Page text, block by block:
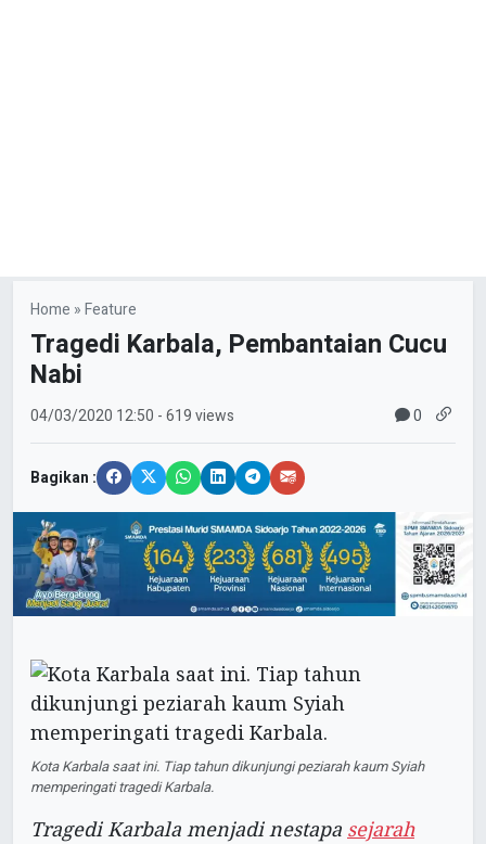
Home »Feature
Tragedi Karbala, Pembantaian Cucu
Nabi
04/03/2020 12:50 - 619 views 0
Bagikan :
Kota Karbala saat ini. Tiap tahun dikunjungi peziarah kaum Syiah
memperingati tragedi Karbala.
Tragedi Karbala menjadi nestapa sejarah